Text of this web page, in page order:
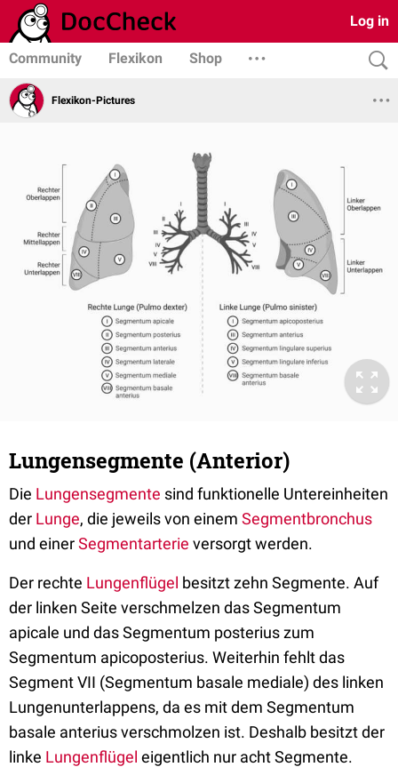
Log in
Community Flexikon Shop
Flexikon-Pictures
Lungensegmente (Anterior)
Die Lungensegmente sind funktionelle Untereinheiten
der Lunge, die jeweils von einem Segmentbronchus
und einerSegmentarterie versorgt werden.
Der rechte Lungenflügel besitzt zehn Segmente. Auf
der linken Seite verschmelzen das Segmentum
apicale und das Segmentum posterius zum
Segmentum apicoposterius. Weiterhin fehlt das
Segment VII (Segmentum basale mediale) des linken
Lungenunterlappens, da es mit dem Segmentum
basale anterius verschmolzen ist. Deshalb besitzt der
linke Lungenflügel eigentlich nur acht Segmente.